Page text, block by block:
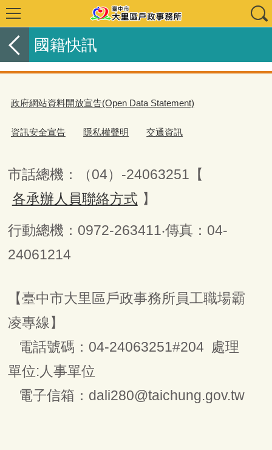
國籍快訊
政府網站資料開放宣告(Open Data Statement)
資訊安全宣告 隱私權聲明 交通資訊
市話總機：（04）-24063251【
各承辦人員聯絡方式 】
行動總機：0972-263411‧傳真：04-
24061214
【臺中市大里區戶政事務所員工職場霸
凌專線】
電話號碼：04-24063251#204 處理
單位:人事單位
電子信箱：dali280@taichung.gov.tw